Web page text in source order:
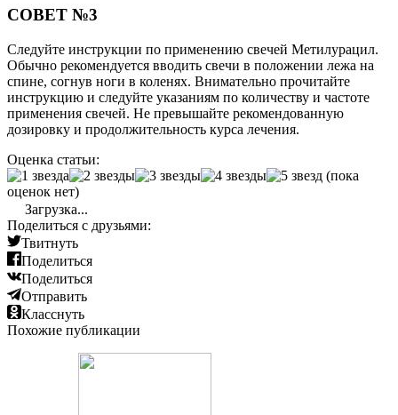
СОВЕТ №3
Следуйте инструкции по применению свечей Метилурацил.
Обычно рекомендуется вводить свечи в положении лежа на
спине, согнув ноги в коленях. Внимательно прочитайте
инструкцию и следуйте указаниям по количеству и частоте
применения свечей. Не превышайте рекомендованную
дозировку и продолжительность курса лечения.
Оценка статьи:
(пока
оценок нет)
Загрузка...
Поделиться с друзьями:
Твитнуть
Поделиться
Поделиться
Отправить
Класснуть
Похожие публикации